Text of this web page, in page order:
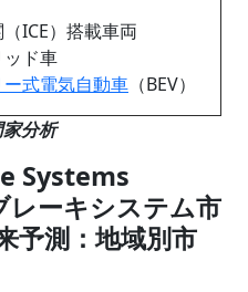
ICE）搭載車両
ド車
式電気自動車 （BEV）
分析
Systems
ーキシステム市
予測：地域別市